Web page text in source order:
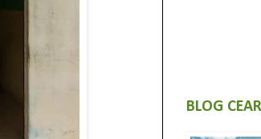
BLOG